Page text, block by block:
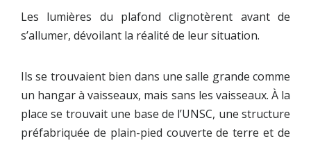
Les lumières du plafond clignotèrent avant de
s’allumer, dévoilant la réalité de leur situation.
Ils se trouvaient bien dans une salle grande comme
un hangar à vaisseaux, mais sans les vaisseaux. À la
place se trouvait une base de l’UNSC, une structure
préfabriquée de plain-pied couverte de terre et de